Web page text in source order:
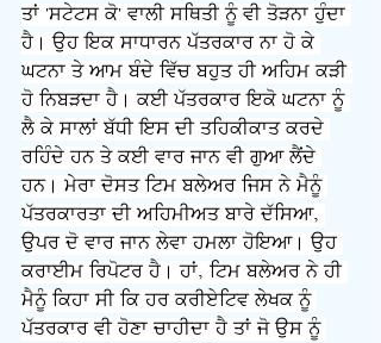
ਤਾਂ 'ਸਟੇਟਸ ਕੋ' ਵਾਲੀ ਸਥਿਤੀ ਨੂੰ ਵੀ ਤੋੜਨਾ ਹੁੰਦਾ
ਹੈ। ਉਹ ਇਕ ਸਾਧਾਰਨ ਪੱਤਰਕਾਰ ਨਾ ਹੋ ਕੇ
ਘਟਨਾ ਤੇ ਆਮ ਬੰਦੇ ਵਿੱਚ ਬਹੁਤ ਹੀ ਅਹਿਮ ਕੜੀ
ਹੋ ਨਿਬੜਦਾ ਹੈ। ਕਈ ਪੱਤਰਕਾਰ ਇਕੋ ਘਟਨਾ ਨੂੰ
ਲੈ ਕੇ ਸਾਲਾਂ ਬੱਧੀ ਇਸ ਦੀ ਤਹਿਕੀਕਾਤ ਕਰਦੇ
ਰਹਿੰਦੇ ਹਨ ਤੇ ਕਈ ਵਾਰ ਜਾਨ ਵੀ ਗੁਆ ਲੈਂਦੇ
ਹਨ। ਮੇਰਾ ਦੋਸਤ ਟਿਮ ਬਲੇਅਰ ਜਿਸ ਨੇ ਮੈਨੂੰ
ਪੱਤਰਕਾਰਤਾ ਦੀ ਅਹਿਮੀਅਤ ਬਾਰੇ ਦੱਸਿਆ,
ਉਪਰ ਦੋ ਵਾਰ ਜਾਨ ਲੇਵਾ ਹਮਲਾ ਹੋਇਆ। ਉਹ
ਕਰਾਈਮ ਰਿਪੋਟਰ ਹੈ। ਹਾਂ, ਟਿਮ ਬਲੇਅਰ ਨੇ ਹੀ
ਮੈਨੂੰ ਕਿਹਾ ਸੀ ਕਿ ਹਰ ਕਰੀਏਟਿਵ ਲੇਖਕ ਨੂੰ
ਪੱਤਰਕਾਰ ਵੀ ਹੋਣਾ ਚਾਹੀਦਾ ਹੈ ਤਾਂ ਜੋ ਉਸ ਨੂੰ